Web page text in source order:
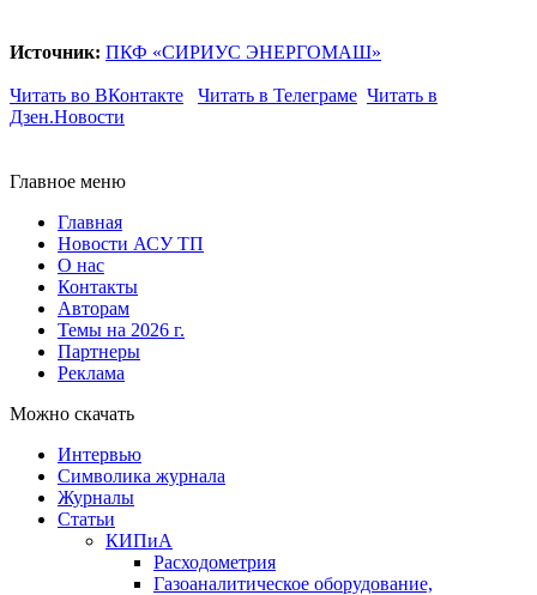
Источник: ПКФ «СИРИУС ЭНЕРГОМАШ»
Читать во ВКонтакте Читать в Телеграме Читать в
Дзен.Новости
Главное меню
Главная
Новости АСУ ТП
О нас
Контакты
Авторам
Темы на 2026 г.
Партнеры
Реклама
Можно скачать
Интервью
Символика журнала
Журналы
Статьи
КИПиА
Расходометрия
Газоаналитическое оборудование,